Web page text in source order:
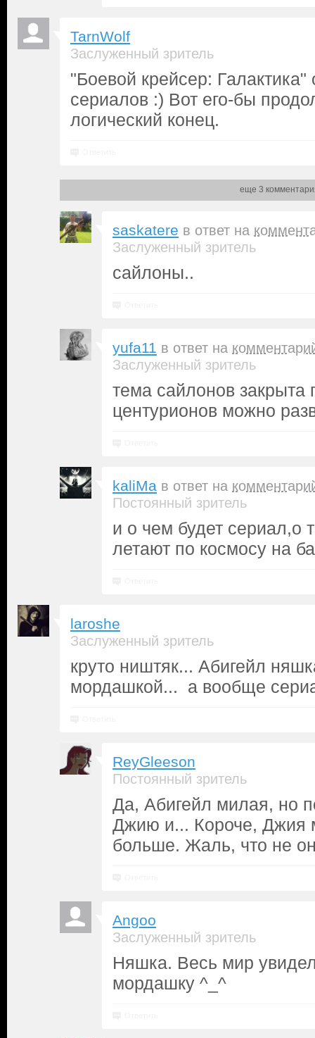
TarnWolf
Заслуженный зритель
"Боевой крейсер:
сериалов :) Вот его-бы
логический конец.
еще 3
saskatere в ответ на
Заслуженный зритель
сайлоны..
yufa11 в ответ на
Заслуженный зритель
тема сайлонов закрыта
центурионов можно
kaliMa в ответ на
Постоянный зритель
и о чем будет сериал,о
летают по космосу на
laroshe
Заслуженный зритель
круто ништяк... Абигейл
мордашкой... а вообще
ReyGleeson
Постоянный зритель
Да, Абигейл милая, но
Джию и... Короче, Джия
больше. Жаль, что не
Angoo
Заслуженный зритель
Няшка. Весь мир
мордашку ^_^